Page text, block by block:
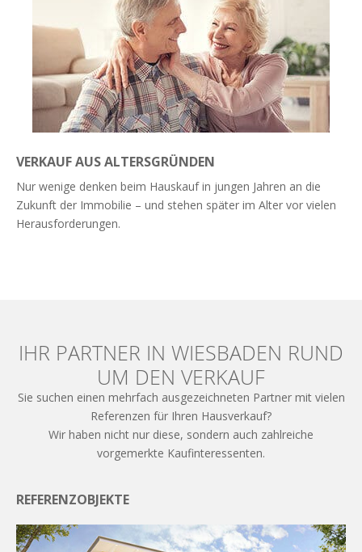
VERKAUF AUS ALTERSGRÜNDEN
Nur wenige denken beim Hauskauf in jungen Jahren an die
Zukunft der Immobilie – und stehen später im Alter vor vielen
Herausforderungen.
IHR PARTNER IN WIESBADEN RUND
UM DEN VERKAUF
Sie suchen einen mehrfach ausgezeichneten Partner mit vielen
Referenzen für Ihren Hausverkauf?
Wir haben nicht nur diese, sondern auch zahlreiche
vorgemerkte Kaufinteressenten.
REFERENZOBJEKTE